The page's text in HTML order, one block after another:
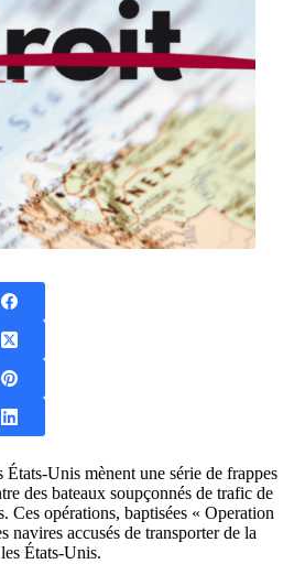
Unis mènent une série de frappes
des bateaux soupçonnés de trafic de
Ces opérations, baptisées « Operation
navires accusés de transporter de la
États-Unis.